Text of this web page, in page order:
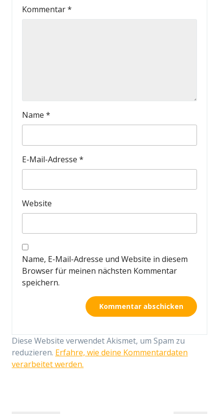
Kommentar*
Name *
E-Mail-Adresse *
Website
Name, E-Mail-Adresse und Website in diesem
Browser für meinen nächsten Kommentar
speichern.
Diese Website verwendet Akismet, um Spam zu
reduzieren. Erfahre, wie deine Kommentardaten
verarbeitet werden.